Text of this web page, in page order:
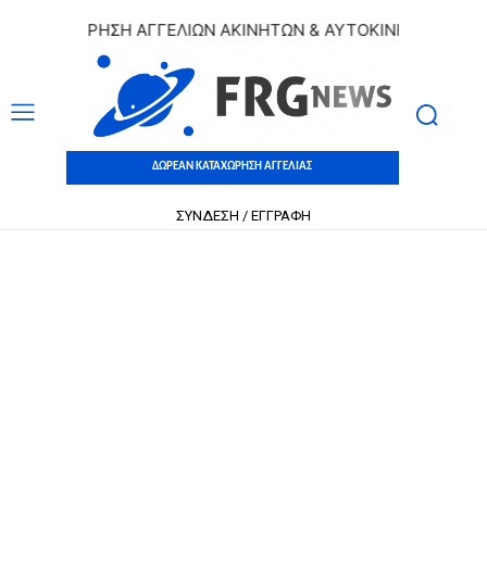
ΑΓΓΕΛΙΩΝ ΑΚΙΝΗΤΩΝ & ΑΥΤΟΚΙΝΗΤΩΝ |
ΔΩΡΕΑΝ ΚΑΤΑΧΩΡΗΣΗ ΑΓΓΕΛΙΑΣ
ΣΥΝΔΕΣΗ / ΕΓΓΡΑΦΗ